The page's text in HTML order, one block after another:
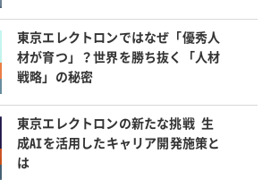
東京エレクトロンではなぜ「優秀人
材が育つ」？世界を勝ち抜く「人材
戦略」の秘密
東京エレクトロンの新たな挑戦 生
成AIを活用したキャリア開発施策と
は